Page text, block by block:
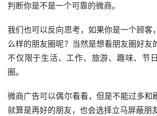
判断你是不是一个可靠的微商。
我们也可以反向思考，如果你是一个顾客
么样的朋友圈呢？当然是想看朋友圈好友
不仅限于生活、工作、旅游、趣味、节
圈。
微商广告可以偶尔看看，但是不能过多和
就算是再好的朋友，也会选择立马屏蔽朋